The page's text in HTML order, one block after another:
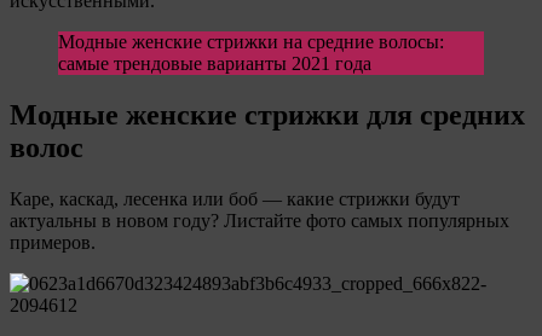
Модные женские стрижки на средние волосы:
самые трендовые варианты 2021 года
Модные женские стрижки для средних
волос
Каре, каскад, лесенка или боб — какие стрижки будут
актуальны в новом году? Листайте фото самых популярных
примеров.